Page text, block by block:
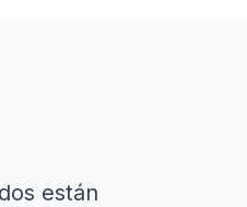
están